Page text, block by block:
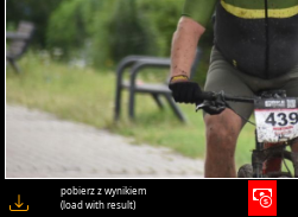
pobierz z wynikiem
(load with result)